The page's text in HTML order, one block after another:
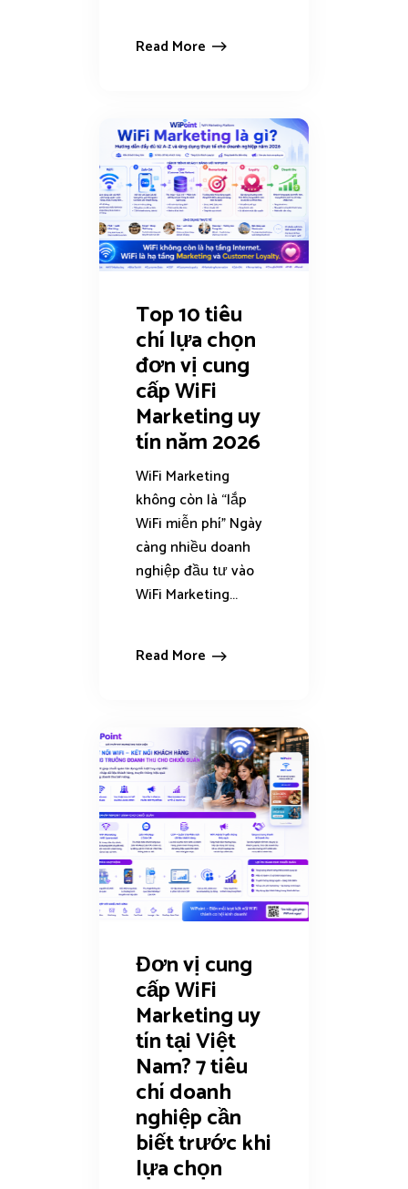
Read More
Top 10 tiêu
chí lựa chọn
đơn vị cung
cấp WiFi
Marketing uy
tín năm 2026
WiFi Marketing
không còn là “lắp
WiFi miễn phí” Ngày
càng nhiều doanh
nghiệp đầu tư vào
WiFi Marketing...
Read More
Đơn vị cung
cấp WiFi
Marketing uy
tín tại Việt
Nam? 7 tiêu
chí doanh
nghiệp cần
biết trước khi
lựa chọn